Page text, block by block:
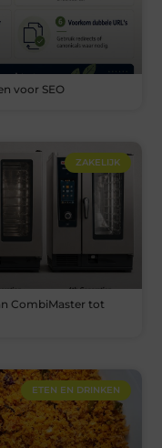
voor SEO
ZAKELIJK
CombiMaster tot
ETEN EN DRINKEN